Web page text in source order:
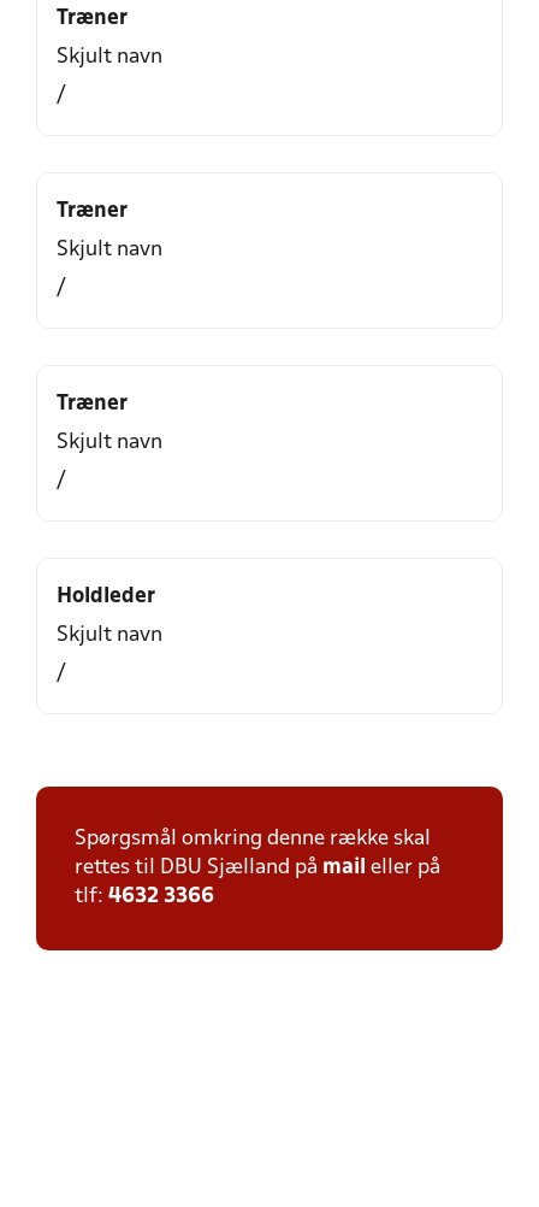
Træner
Skjult navn
/
Træner
Skjult navn
/
Træner
Skjult navn
/
Holdleder
Skjult navn
/
Spørgsmål omkring denne række skal
rettes til DBU Sjælland på mail eller på
tlf: 4632 3366